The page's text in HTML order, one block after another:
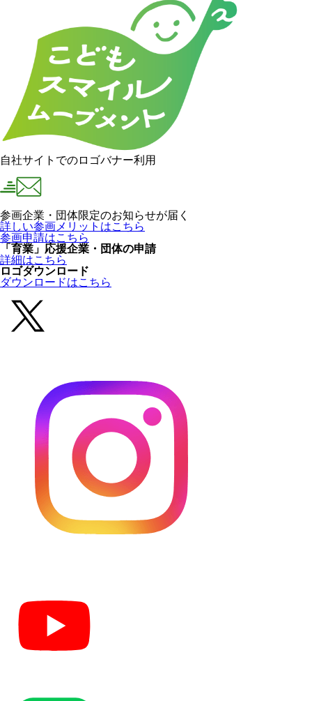
自社サイトでのロゴバナー利用
参画企業・団体限定のお知らせが届く
詳しい参画メリットはこちら
参画申請はこちら
「育業」応援企業・団体の申請
詳細はこちら
ロゴダウンロード
ダウンロードはこちら